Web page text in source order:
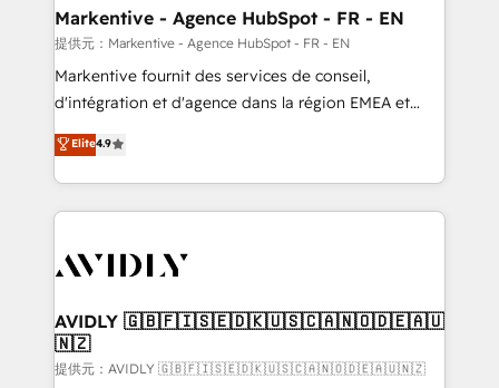
せください。
🎯Demand Gen & ABM: Drive pipeline with inbound,
ABM, AEO, SEO, & paid media. 👩‍💻Web Design:
Build high-performing websites with UX, messaging,
& conversion strategy that drive results. 🤖AI
AI, & maximize AEO with tailored AI services. 🧩
Integrations: Extend HubSpot with custom
Markentive - Agence HubSpot - FR - EN
提供元：Markentive - Agence HubSpot - FR - EN
Markentive fournit des services de conseil,
d'intégration et d'agence dans la région EMEA et
North America. Avec plus de 115 experts en
marketing automation, Growth, Revops, CRM et
webdesign. Markentive is both a consulting firm, a
digital agency and an integrator. With over 115
CRM and webdesign (We focus on EMEA - USA
Elite4.9
AVIDLY 🇬🇧🇫🇮🇸🇪🇩🇰🇺🇸🇨🇦🇳🇴🇩🇪🇦🇺
🇳🇿
提供元：AVIDLY 🇬🇧🇫🇮🇸🇪🇩🇰🇺🇸🇨🇦🇳🇴🇩🇪🇦🇺🇳🇿